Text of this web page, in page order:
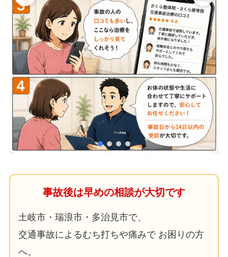
事故後は早めの相談が大切です
土岐市・瑞浪市・多治見市で、
交通事故によるむち打ちや痛みで お困りの方
へ。